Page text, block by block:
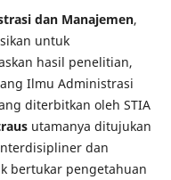
dan Manajemen,
untuk
hasil penelitian,
Ilmu Administrasi
diterbitkan oleh STIA
utamanya ditujukan
dan
bertukar pengetahuan